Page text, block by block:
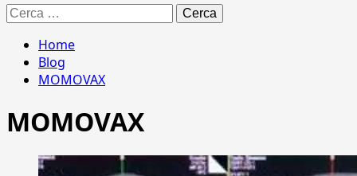
Ricerca
per:
Home
Blog
MOMOVAX
MOMOVAX